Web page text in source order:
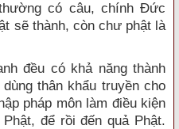
có câu, chính Đức
sẽ thành, còn chư phật là
đều có khả năng thành
thân khẩu truyền cho
pháp môn làm điều kiện
để rồi đến quả Phật.